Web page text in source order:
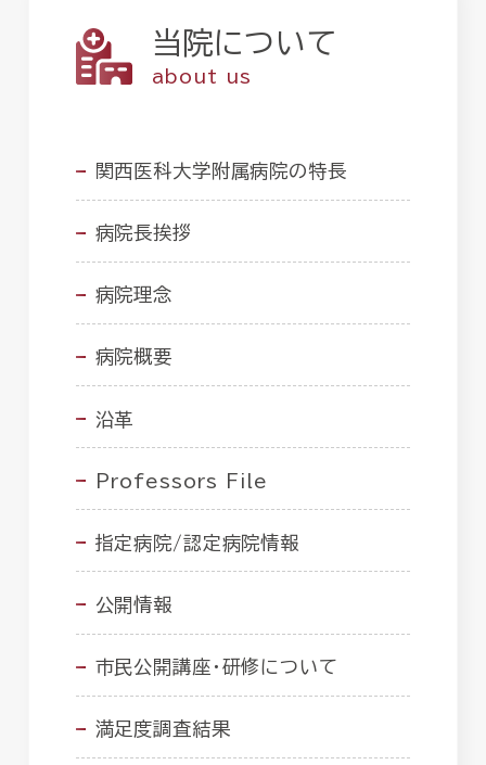
当院について
about us
関西医科大学附属病院の特長
病院長挨拶
病院理念
病院概要
沿革
Professors File
指定病院/認定病院情報
公開情報
市民公開講座・研修について
満足度調査結果